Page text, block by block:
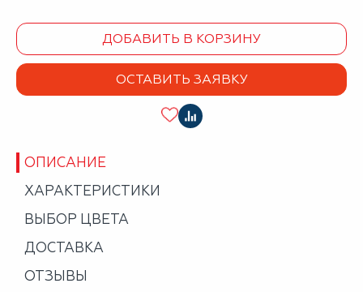
ДОБАВИТЬ В КОРЗИНУ
ОСТАВИТЬ ЗАЯВКУ
ОПИСАНИЕ
ХАРАКТЕРИСТИКИ
ВЫБОР ЦВЕТА
ДОСТАВКА
ОТЗЫВЫ